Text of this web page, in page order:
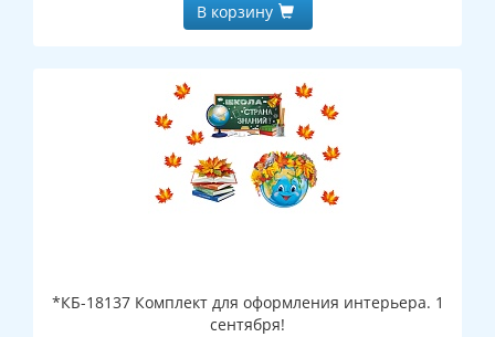
В корзину
*КБ-18137 Комплект для оформления интерьера. 1
сентября!